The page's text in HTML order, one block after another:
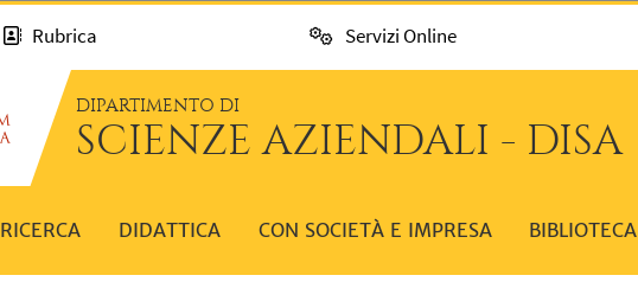
Rubrica Servizi Online
DIPARTIMENTO DI
SCIENZE AZIENDALI - DISA
RICERCA DIDATTICA CON SOCIETÀ E IMPRESA BIBLIOTECA